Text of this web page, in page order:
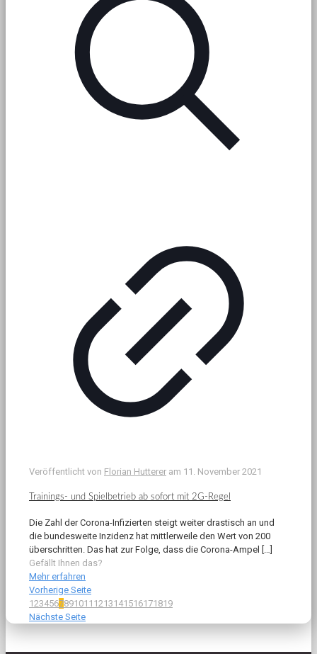
Veröffentlicht von Florian Hutterer am 11. November 2021
Trainings- und Spielbetrieb ab sofort mit 2G-Regel
Die Zahl der Corona-Infizierten steigt weiter drastisch an und
die bundesweite Inzidenz hat mittlerweile den Wert von 200
überschritten. Das hat zur Folge, dass die Corona-Ampel
[…]
Gefällt Ihnen das?
Mehr erfahren
Vorherige Seite
1234567891011 1213141516171819
Nächste Seite